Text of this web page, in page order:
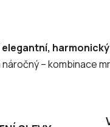
– kombinace